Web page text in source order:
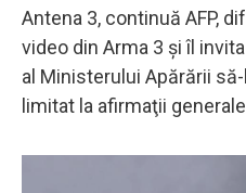
Antena 3, continuă AFP,
video din Arma 3 şi îl
al Ministerului Apărării
limitat la afirmaţii